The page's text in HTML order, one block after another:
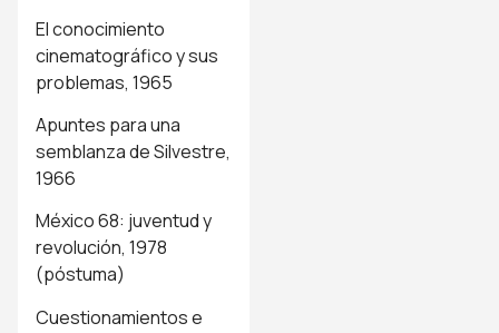
El conocimiento
cinematográfico y sus
problemas, 1965
Apuntes para una
semblanza de Silvestre,
1966
México 68: juventud y
revolución, 1978
(póstuma)
Cuestionamientos e